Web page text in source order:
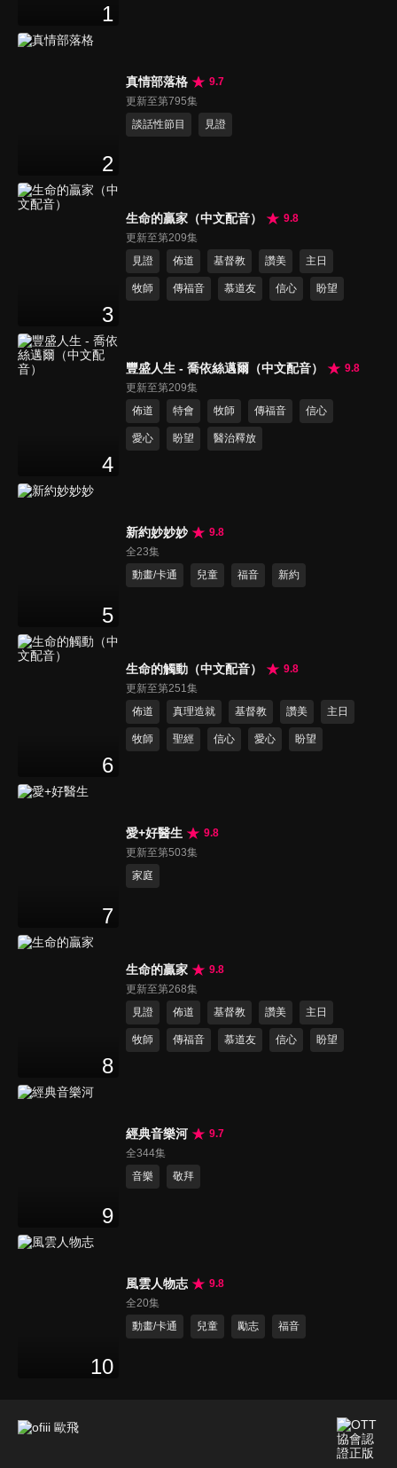
1
2
真情部落格
9.7
更新至第795集
談話性節目
見證
3
生命的贏家（中文配音）
9.8
更新至第209集
見證
佈道 基督教 讚美 主日
牧師 傳福音 慕道友 信心 盼望
4
豐盛人生 - 喬依絲邁爾（中文配音）
9.8
更新至第209集
佈道
特會 牧師 傳福音 信心
愛心 盼望 醫治釋放
5
新約妙妙妙
9.8
全23集
動畫/卡通
兒童 福音 新約
6
生命的觸動（中文配音）
9.8
更新至第251集
佈道
真理造就 基督教 讚美 主日
牧師 聖經 信心 愛心 盼望
7
愛+好醫生
9.8
更新至第503集
家庭
8
生命的贏家
9.8
更新至第268集
見證
佈道 基督教 讚美 主日
牧師 傳福音 慕道友 信心 盼望
9
經典音樂河
9.7
全344集
音樂
敬拜
10
風雲人物志
9.8
全20集
動畫/卡通
兒童 勵志 福音